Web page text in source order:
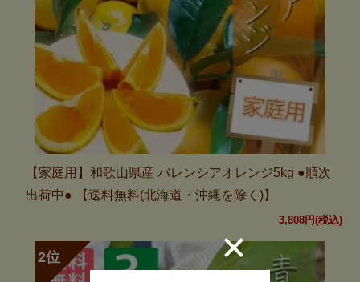
【家庭用】和歌山県産 バレンシアオレンジ5kg ●順次
出荷中● 【送料無料(北海道・沖縄を除く)】
3,808円(税込)